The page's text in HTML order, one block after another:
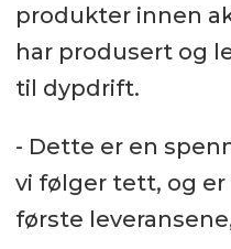
produkter innen
har produsert og
til dypdrift.
- Dette er en
vi følger tett, og
første